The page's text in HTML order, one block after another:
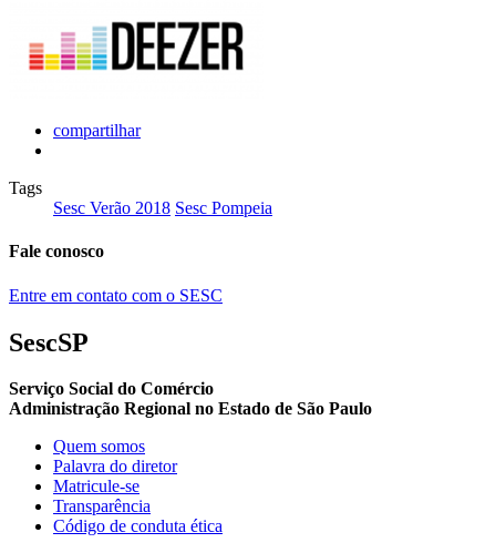
compartilhar
Tags
Sesc Verão 2018 Sesc Pompeia
Fale conosco
Entre em contato com o SESC
SescSP
Serviço Social do Comércio
Administração Regional no Estado de São Paulo
Quem somos
Palavra do diretor
Matricule-se
Transparência
Código de conduta ética